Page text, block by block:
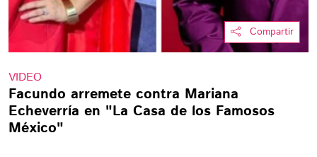
Compartir
VIDEO
Facundo arremete contra Mariana
Echeverría en "La Casa de los Famosos
México"